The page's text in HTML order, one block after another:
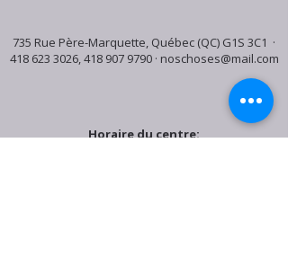
735 Rue Père-Marquette, Québec (QC) G1S 3C1 ·
418 623 3026,418 907 9790· noschoses@mail.com
Horaire du centre: